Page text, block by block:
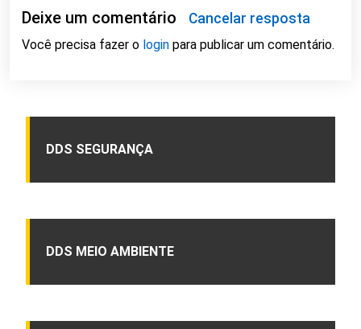
Deixe um comentário Cancelar resposta
Você precisa fazer o login para publicar um comentário.
DDS SEGURANÇA
DDS MEIO AMBIENTE